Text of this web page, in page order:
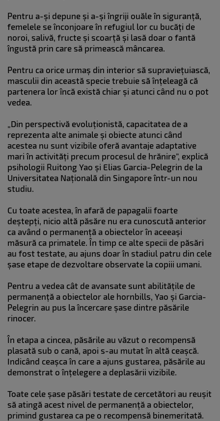
Pentru a-și depune și a-și îngriji ouăle în siguranță,
femelele se înconjoare în refugiul lor cu bucăți de
noroi, salivă, fructe și scoarță și lasă doar o fantă
îngustă prin care să primească mâncarea.
Pentru ca orice urmaș din interior să supraviețuiască,
masculii din această specie trebuie să înțeleagă că
partenera lor încă există chiar și atunci când nu o pot
vedea.
„Din perspectivă evoluționistă, capacitatea de a
reprezenta alte animale și obiecte atunci când
acestea nu sunt vizibile oferă avantaje adaptative
mari în activități precum procesul de hrănire”, explică
psihologii Ruitong Yao și Elias Garcia-Pelegrin de la
Universitatea Națională din Singapore într-un nou
studiu.
Cu toate acestea, în afară de papagalii foarte
deștepți, nicio altă păsăre nu era cunoscută anterior
ca având o permanență a obiectelor în aceeași
măsură ca primatele. În timp ce alte specii de păsări
au fost testate, au ajuns doar în stadiul patru din cele
șase etape de dezvoltare observate la copiii umani.
Pentru a vedea cât de avansate sunt abilitățile de
permanență a obiectelor ale hornbills, Yao și Garcia-
Pelegrin au pus la încercare șase dintre păsările
rinocer.
În etapa a cincea, păsările au văzut o recompensă
plasată sub o cană, apoi s-au mutat în altă ceașcă.
Indicând ceașca în care a ajuns gustarea, păsările au
demonstrat o înțelegere a deplasării vizibile.
Toate cele șase păsări testate de cercetători au reușit
să atingă acest nivel de permanență a obiectelor,
primind gustarea ca pe o recompensă binemeritată.